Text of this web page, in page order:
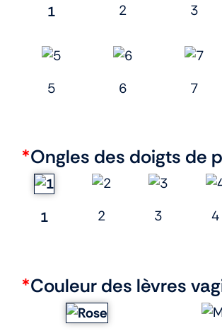
1 2 3
5 6 7
*Ongles des doigts de
1 2 3 4
*Couleur des lèvres